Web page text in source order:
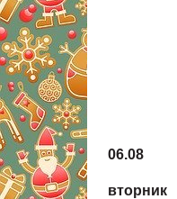
06.08
вторник